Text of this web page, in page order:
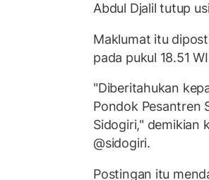
Abdul Djalil tutup
Maklumat itu
pada pukul 18.51
"Diberitahukan
Pondok Pesantren
Sidogiri," demikian
@sidogiri.
Postingan itu